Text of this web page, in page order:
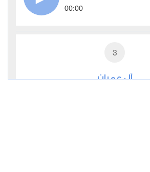
00:00
3
آل عمران